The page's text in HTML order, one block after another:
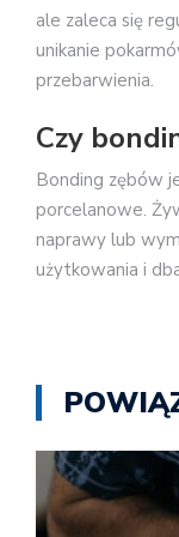
ale zaleca się
unikanie
przebarwienia.
Czy
Bonding zębów
porcelanowe.
naprawy lub
użytkowania i